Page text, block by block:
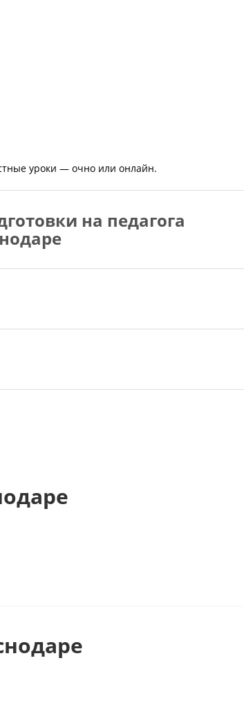
уроки — очно или онлайн.
на педагога